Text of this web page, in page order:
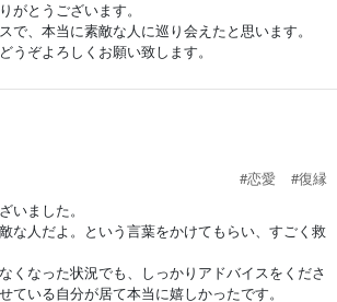
がとうございます。
で、本当に素敵な人に巡り会えたと思います。
うぞよろしくお願い致します。
#恋愛
#復縁
いました。
な人だよ。という言葉をかけてもらい、すごく救
くなった状況でも、しっかりアドバイスをくださ
ている自分が居て本当に嬉しかったです。